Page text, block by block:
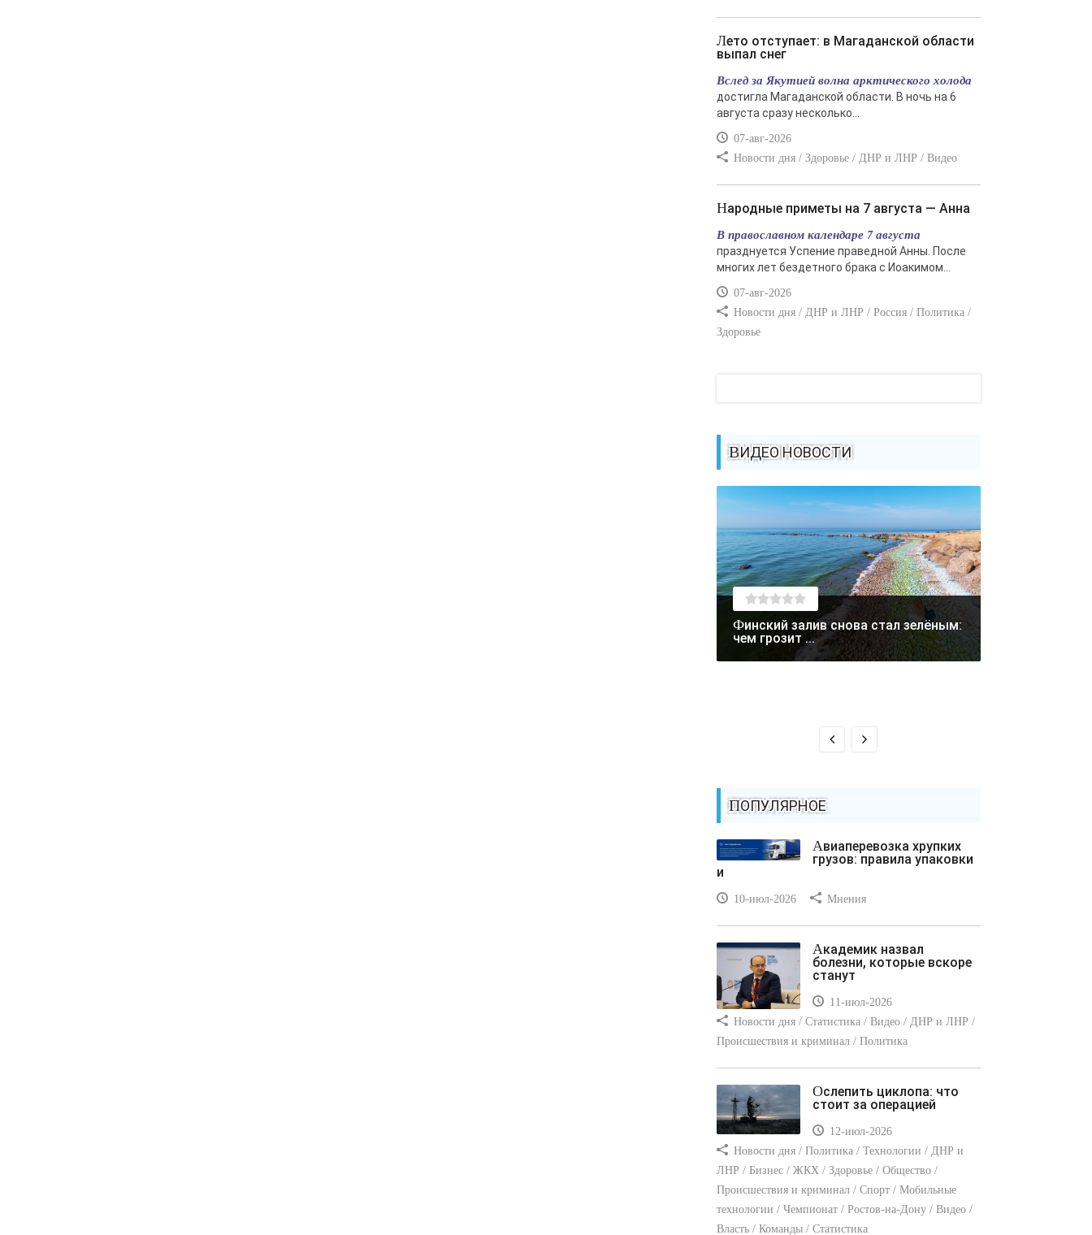
Лето отступает: в Магаданской области
выпал снег
Вслед за Якутией волна арктического холода
достигла Магаданской области. В ночь на 6
августа сразу несколько...
07-авг-2026
Новости дня / Здоровье / ДНР и ЛНР / Видео
Народные приметы на 7 августа — Анна
В православном календаре 7 августа
празднуется Успение праведной Анны. После
многих лет бездетного брака с Иоакимом...
07-авг-2026
Новости дня / ДНР и ЛНР / Россия / Политика /
Здоровье
ВИДЕО НОВОСТИ
Финский залив снова стал зелёным:
чем грозит ...
ПОПУЛЯРНОЕ
Авиаперевозка хрупких
грузов: правила упаковки
и
10-июл-2026 Мнения
Академик назвал
болезни, которые вскоре
станут
11-июл-2026
Новости дня / Статистика / Видео / ДНР и ЛНР /
Происшествия и криминал / Политика
Ослепить циклопа: что
стоит за операцией
12-июл-2026
Новости дня / Политика / Технологии / ДНР и
ЛНР / Бизнес / ЖКХ / Здоровье / Общество /
Происшествия и криминал / Спорт / Мобильные
технологии / Чемпионат / Ростов-на-Дону / Видео /
Власть / Команды / Статистика